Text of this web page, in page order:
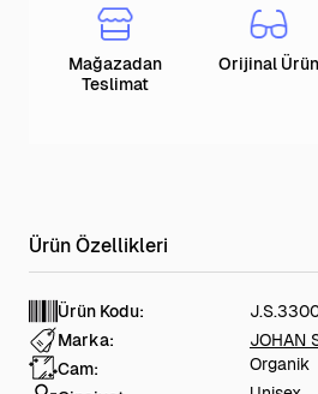
Mağazadan
Teslimat
Orijinal Ürün
Ürün Kodu:
Marka:
JOHAN
Cam:
Organik